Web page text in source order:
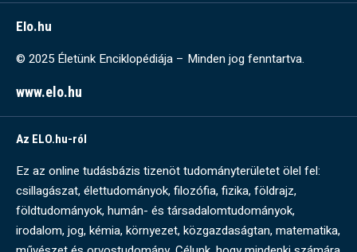
Elo.hu
© 2025 Életünk Enciklopédiája – Minden jog fenntartva.
www.elo.hu
Az ELO.hu-ról
Ez az online tudásbázis tizenöt tudományterületet ölel fel:
csillagászat, élettudományok, filozófia, fizika, földrajz,
földtudományok, humán- és társadalomtudományok,
irodalom, jog, kémia, környezet, közgazdaságtan, matematika,